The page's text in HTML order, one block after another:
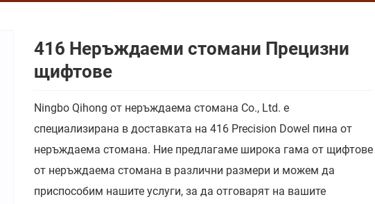
416 Неръждаеми стомани Прецизни
щифтове
Ningbo Qihong от неръждаема стомана Co., Ltd. е
специализирана в доставката на 416 Precision Dowel пина от
неръждаема стомана. Ние предлагаме широка гама от щифтове
от неръждаема стомана в различни размери и можем да
приспособим нашите услуги, за да отговарят на вашите